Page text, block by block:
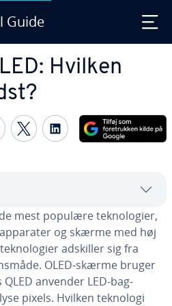
Guide
Hvilken
Del på Facebook
Del på Twitter
Del på LinkedIn
mest populære tek­no­lo­gi­er,
og skærme med høj
adskiller sig fra
OLED-skærme bruger
anvender LED-bag­
pixels. Hvilken teknologi